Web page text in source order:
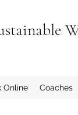
Online Coaches